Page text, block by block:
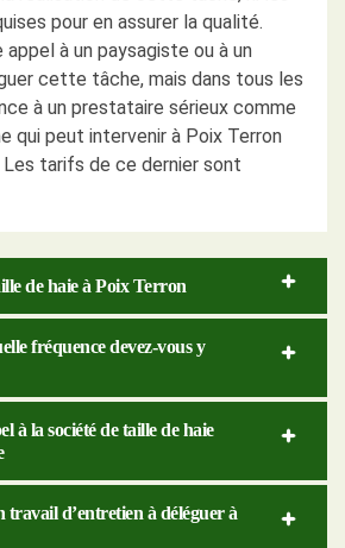
pour en assurer la qualité.
à un paysagiste ou à un
cette tâche, mais dans tous les
à un prestataire sérieux comme
qui peut intervenir à Poix Terron
tarifs de ce dernier sont
de haie à Poix Terron
fréquence devez-vous y
à la société de taille de haie
d’entretien à déléguer à